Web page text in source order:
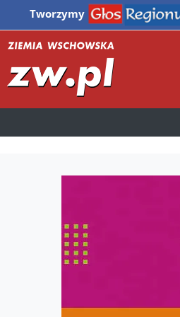
Tworzymy